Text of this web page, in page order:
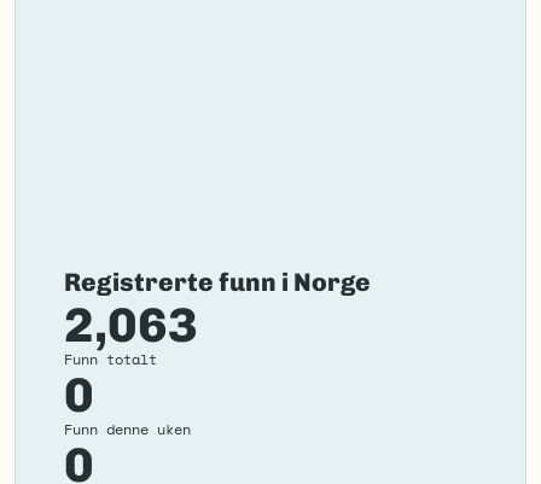
Registrerte funn i Norge
2,063
Funn totalt
0
Funn denne uken
0